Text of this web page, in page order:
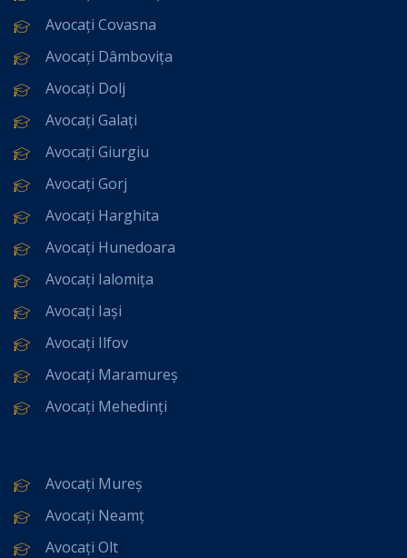
Avocați Covasna
Avocați Dâmbovița
Avocați Dolj
Avocați Galați
Avocați Giurgiu
Avocați Gorj
Avocați Harghita
Avocați Hunedoara
Avocați Ialomița
Avocați Iași
Avocați Ilfov
Avocați Maramureș
Avocați Mehedinți
Avocați Mureș
Avocați Neamț
Avocați Olt